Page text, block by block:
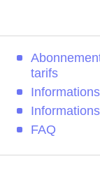
tarifs
FAQ